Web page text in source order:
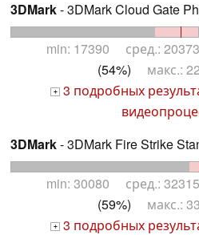
3DMark- 3DMark Cloud Gate
min: 17390 сред.:
(54%) макс.:
+ 3 подробных
3DMark- 3DMark Fire Strike
min: 30080 сред.:
(59%) макс.:
+ 3 подробных